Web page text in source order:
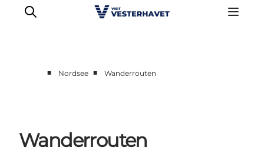
Unsere Städte
Essen & Übernachtung
■ Nordsee ■ Wanderrouten
Wanderrouten